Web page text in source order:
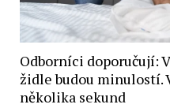
Odborníci doporučují:
židle budou minulostí.
několika sekund